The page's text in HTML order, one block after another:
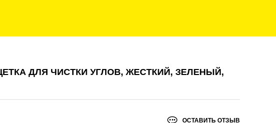
ДЛЯ ЧИСТКИ УГЛОВ, ЖЕСТКИЙ, ЗЕЛЕНЫЙ,
ОСТАВИТЬ ОТЗЫВ